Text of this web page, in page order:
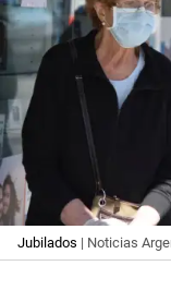
Jubilados | Noticias